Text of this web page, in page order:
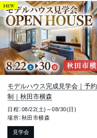
モデルハウス完成見学会｜予約
制｜秋田市横森
日程：08/22(土)～08/30(日)
場所：秋田市横森
NEW
見学会